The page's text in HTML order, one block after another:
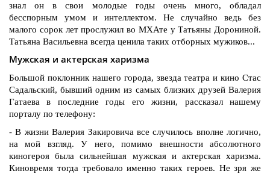
знал он в свои молодые годы очень много, обладал
бесспорным умом и интеллектом. Не случайно ведь без
малого сорок лет прослужил во МХАте у Татьяны Дорониной.
Татьяна Васильевна всегда ценила таких отборных мужиков...
Мужская и актерская харизма
Большой поклонник нашего города, звезда театра и кино Стас
Садальский, бывший одним из самых близких друзей Валерия
Гатаева в последние годы его жизни, рассказал нашему
порталу по телефону:
- В жизни Валерия Закировича все случилось вполне логично,
на мой взгляд. У него, помимо внешности абсолютного
киногероя была сильнейшая мужская и актерская харизма.
Киновремя тогда требовало именно таких героев. Не зря же